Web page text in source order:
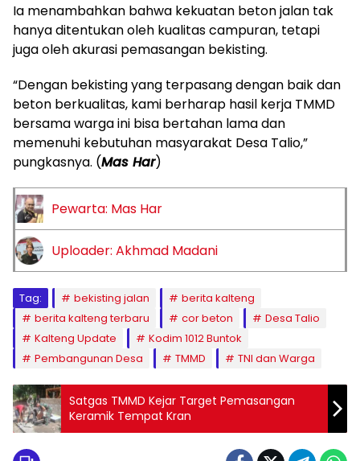
Ia menambahkan bahwa kekuatan beton jalan tak
hanya ditentukan oleh kualitas campuran, tetapi
juga oleh akurasi pemasangan bekisting.
“Dengan bekisting yang terpasang dengan baik dan
beton berkualitas, kami berharap hasil kerja TMMD
bersama warga ini bisa bertahan lama dan
memenuhi kebutuhan masyarakat Desa Talio,”
pungkasnya. (Mas Har)
Pewarta: Mas Har
Uploader: Akhmad Madani
Tag: bekisting jalan
berita kalteng
berita kalteng terbaru
cor beton
Desa Talio
Kalteng Update
Kodim 1012 Buntok
Pembangunan Desa
TMMD TNI dan Warga
Satgas TMMD Kejar Target Pemasangan
Keramik Tempat Kran